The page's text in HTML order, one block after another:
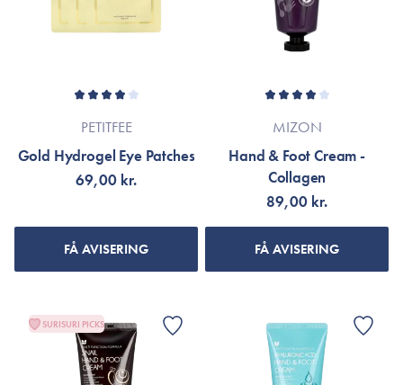
PETITFEE
Gold Hydrogel Eye Patches
69,00 kr.
FÅ AVISERING
MIZON
Hand & Foot Cream -
Collagen
89,00 kr.
FÅ AVISERING
SURISURI PICKS